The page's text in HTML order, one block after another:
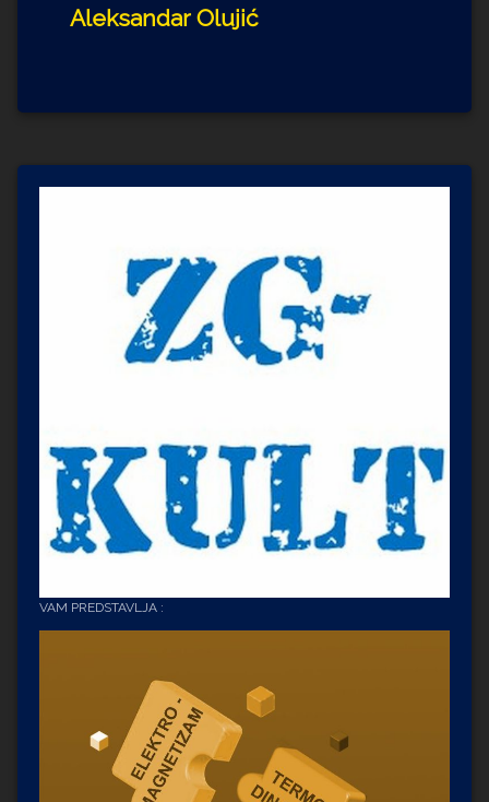
Aleksandar Olujić
VAM PREDSTAVLJA :